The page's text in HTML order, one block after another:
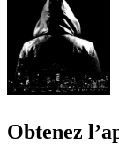
Obtenez